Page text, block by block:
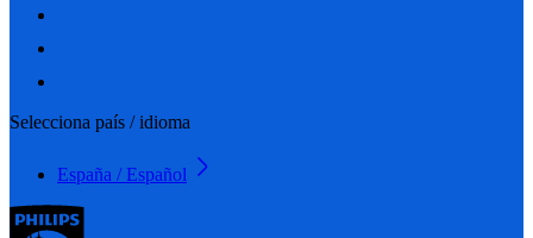
Selecciona país / idioma
España / Español